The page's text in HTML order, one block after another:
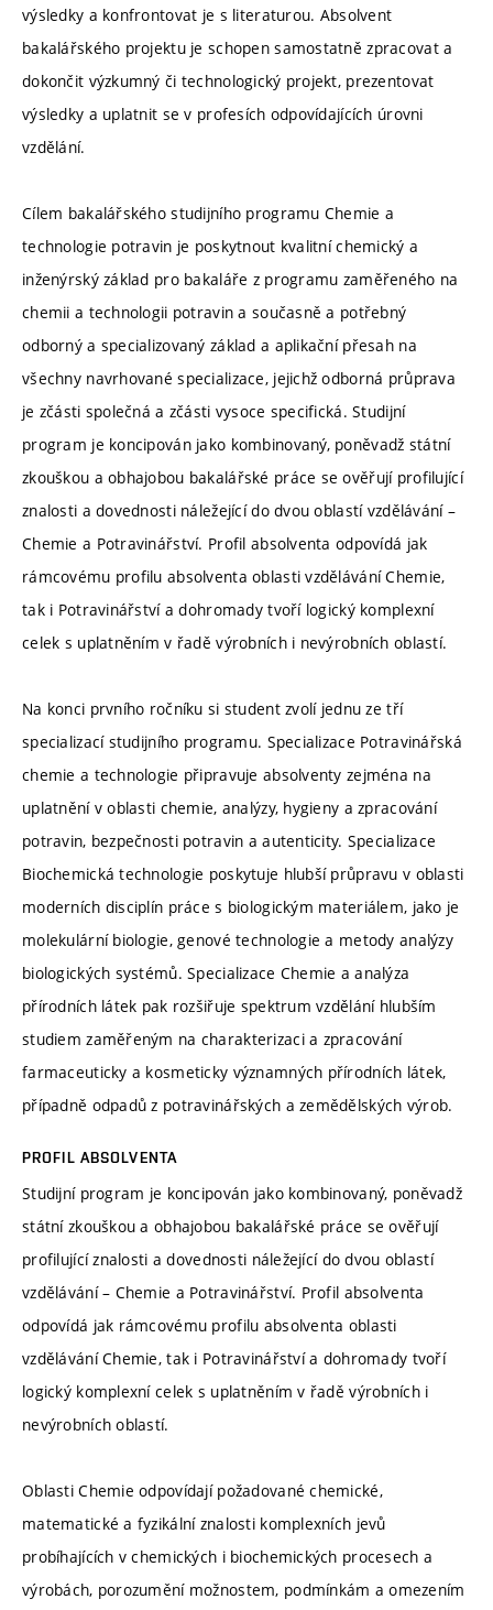
výsledky a konfrontovat je s literaturou. Absolvent
bakalářského projektu je schopen samostatně zpracovat a
dokončit výzkumný či technologický projekt, prezentovat
výsledky a uplatnit se v profesích odpovídajících úrovni
vzdělání.
Cílem bakalářského studijního programu Chemie a
technologie potravin je poskytnout kvalitní chemický a
inženýrský základ pro bakaláře z programu zaměřeného na
chemii a technologii potravin a současně a potřebný
odborný a specializovaný základ a aplikační přesah na
všechny navrhované specializace, jejichž odborná průprava
je zčásti společná a zčásti vysoce specifická. Studijní
program je koncipován jako kombinovaný, poněvadž státní
zkouškou a obhajobou bakalářské práce se ověřují profilující
znalosti a dovednosti náležející do dvou oblastí vzdělávání –
Chemie a Potravinářství. Profil absolventa odpovídá jak
rámcovému profilu absolventa oblasti vzdělávání Chemie,
tak i Potravinářství a dohromady tvoří logický komplexní
celek s uplatněním v řadě výrobních i nevýrobních oblastí.
Na konci prvního ročníku si student zvolí jednu ze tří
specializací studijního programu. Specializace Potravinářská
chemie a technologie připravuje absolventy zejména na
uplatnění v oblasti chemie, analýzy, hygieny a zpracování
potravin, bezpečnosti potravin a autenticity. Specializace
Biochemická technologie poskytuje hlubší průpravu v oblasti
moderních disciplín práce s biologickým materiálem, jako je
molekulární biologie, genové technologie a metody analýzy
biologických systémů. Specializace Chemie a analýza
přírodních látek pak rozšiřuje spektrum vzdělání hlubším
studiem zaměřeným na charakterizaci a zpracování
farmaceuticky a kosmeticky významných přírodních látek,
případně odpadů z potravinářských a zemědělských výrob.
PROFIL ABSOLVENTA
Studijní program je koncipován jako kombinovaný, poněvadž
státní zkouškou a obhajobou bakalářské práce se ověřují
profilující znalosti a dovednosti náležející do dvou oblastí
vzdělávání – Chemie a Potravinářství. Profil absolventa
odpovídá jak rámcovému profilu absolventa oblasti
vzdělávání Chemie, tak i Potravinářství a dohromady tvoří
logický komplexní celek s uplatněním v řadě výrobních i
nevýrobních oblastí.
Oblasti Chemie odpovídají požadované chemické,
matematické a fyzikální znalosti komplexních jevů
probíhajících v chemických i biochemických procesech a
výrobách, porozumění možnostem, podmínkám a omezením